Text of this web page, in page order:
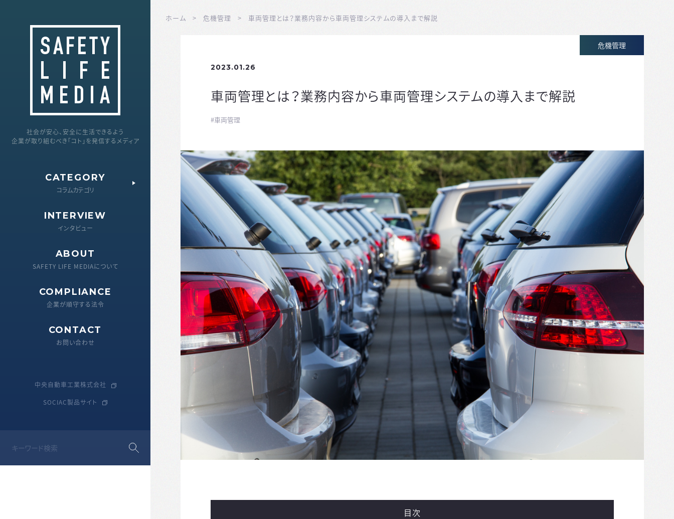
社会が安心、安全に生活できるよう
企業が取り組むべき「コト」を発信するメディア
CATEGORY
コラムカテゴリ
すべてのコラム
危機管理
運送業界
製品情報
INTERVIEW
インタビュー
ABOUT
SAFETY LIFE MEDIAについて
COMPLIANCE
企業が順守する法令
CONTACT
お問い合わせ
中央自動車工業株式会社
SOCIAC製品サイト
ホーム 危機管理 車両管理とは？業務内容から車両管理システムの導入まで解説
2023.01.26
危機管理
車両管理とは？業務内容から車両管理システムの導入まで解説
#車両管理
目次